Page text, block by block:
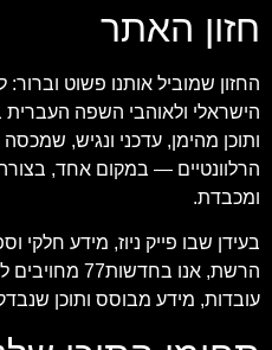
חזון האתר
החזון שמוביל אותנו פשוט וברור:
הישראלי ולאוהבי השפה
ותוכן מהימן, עדכני ונגיש,
הרלוונטיים — במקום אחד, בצורה
ומכבדת.
בעידן שבו פייק ניוז, מידע חלקי
הרשת, אנו
עובדות, מידע מבוסס ותוכן